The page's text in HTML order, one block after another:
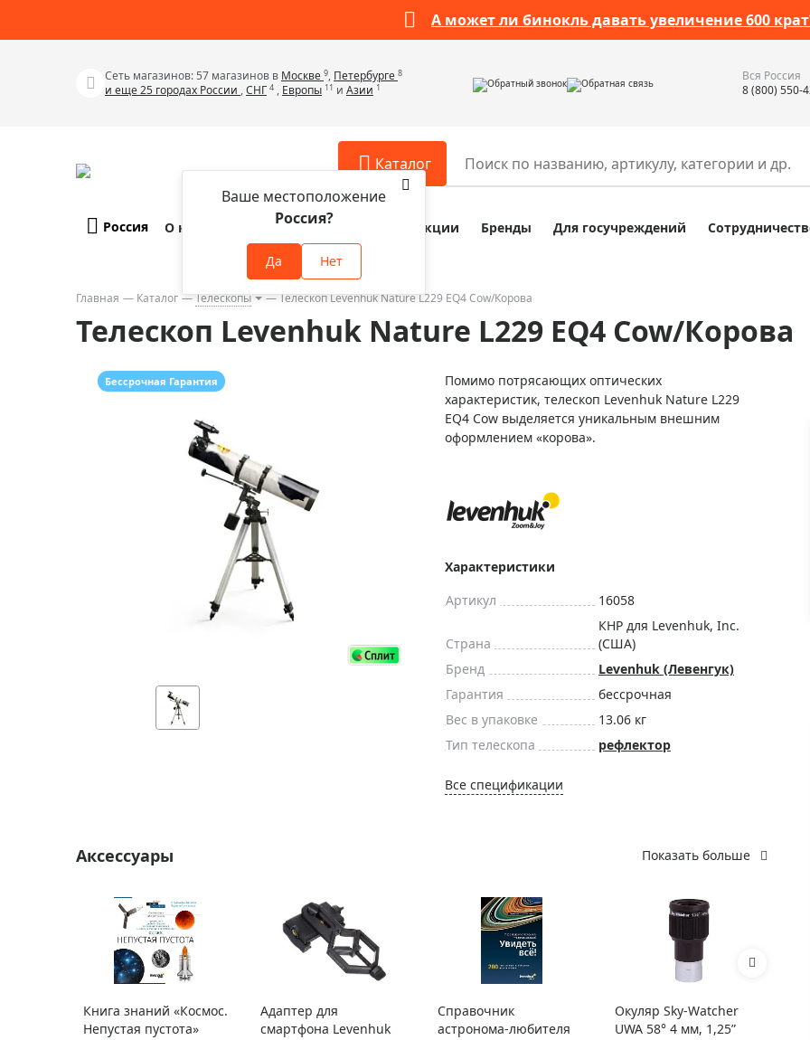
А может ли бинокль давать увеличение 600
Сеть магазинов: 57 магазинов в Москве 9, Петербурге 8
и еще 25 городах России ,СНГ 4 , Европы 11 и Азии 1 Обратный звонок Обратная связь
Вся Россия
8 (800) 550-
Каталог
Телескопы
Бинокли
Зрительные трубы
Лупы
Приборы ночного видения
Метеостанции, барометры, часы
Discovery (Дискавери)
Подарки
Хиты продаж
Аксессуары для микроскопов
Аксессуары для зрительных труб
Аксессуары для луп
Аксессуары для приборов ночного
Распродажа оптики по специальным
Разное
Наборы исследователя
Наборы для химических
Глобусы
Глобусы интерактивные
Фонари
Элементы питания, карты
Фотоловушки
Экшн-камеры
Фотооборудование
Мерч
Россия
Ваше местоположение
Россия?
Да Нет
О компании Оплата и доставка Акции Бренды Для госучреждений
Главная Каталог Телескопы Телескоп Levenhuk Nature L229 EQ4 Cow/Корова
Телескоп Levenhuk Nature L229 EQ4 Cow/Корова
Бессрочная Гарантия
Помимо потрясающих оптических
характеристик, телескоп Levenhuk Nature L229
EQ4 Cow выделяется уникальным внешним
оформлением «корова».
Характеристики
Артикул
16058
Страна
КНР для Levenhuk, Inc.
(США)
Бренд
Levenhuk (Левенгук)
Гарантия
бессрочная
Вес в упаковке
13.06 кг
Тип телескопа
рефлектор
Все спецификации
Аксессуары Показать больше
Книга знаний «Космос.
Непустая пустота»
Адаптер для
смартфона Levenhuk
Справочник
астронома-любителя
Окуляр Sky-Watcher
UWA 58° 4 мм, 1,25”